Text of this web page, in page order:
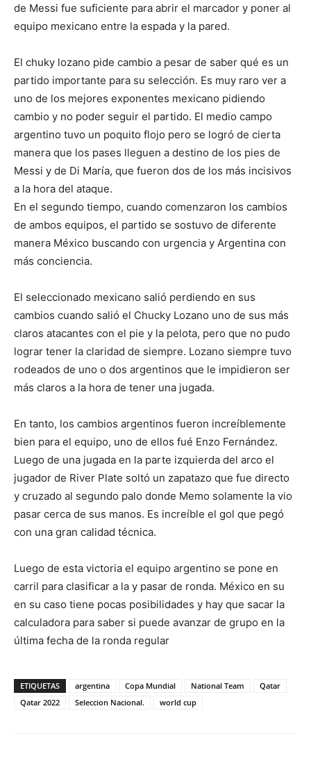
de Messi fue suficiente para abrir el marcador y poner al
equipo mexicano entre la espada y la pared.
El chuky lozano pide cambio a pesar de saber qué es un
partido importante para su selección. Es muy raro ver a
uno de los mejores exponentes mexicano pidiendo
cambio y no poder seguir el partido. El medio campo
argentino tuvo un poquito flojo pero se logró de cierta
manera que los pases lleguen a destino de los pies de
Messi y de Di María, que fueron dos de los más incisivos
a la hora del ataque.
En el segundo tiempo, cuando comenzaron los cambios
de ambos equipos, el partido se sostuvo de diferente
manera México buscando con urgencia y Argentina con
más conciencia.
El seleccionado mexicano salió perdiendo en sus
cambios cuando salió el Chucky Lozano uno de sus más
claros atacantes con el pie y la pelota, pero que no pudo
lograr tener la claridad de siempre. Lozano siempre tuvo
rodeados de uno o dos argentinos que le impidieron ser
más claros a la hora de tener una jugada.
En tanto, los cambios argentinos fueron increíblemente
bien para el equipo, uno de ellos fué Enzo Fernández.
Luego de una jugada en la parte izquierda del arco el
jugador de River Plate soltó un zapatazo que fue directo
y cruzado al segundo palo donde Memo solamente la vio
pasar cerca de sus manos. Es increíble el gol que pegó
con una gran calidad técnica.
Luego de esta victoria el equipo argentino se pone en
carril para clasificar a la y pasar de ronda. México en su
en su caso tiene pocas posibilidades y hay que sacar la
calculadora para saber si puede avanzar de grupo en la
última fecha de la ronda regular
ETIQUETAS argentina Copa Mundial National Team
Qatar
Qatar 2022
Seleccion Nacional. world cup